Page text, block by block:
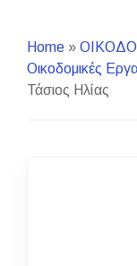
Home »
Οικοδομικές
Τάσιος Ηλίας